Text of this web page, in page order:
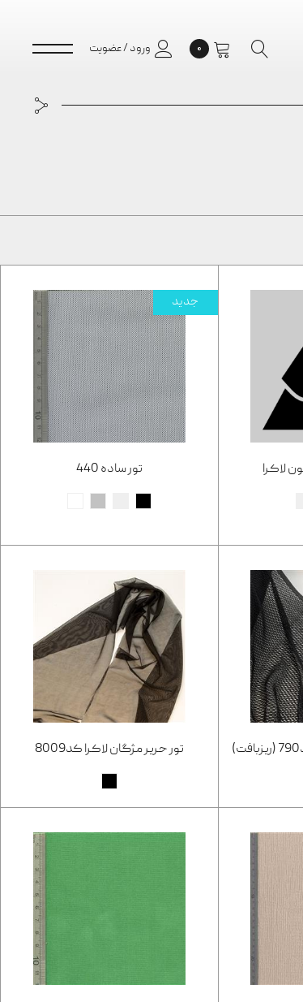
۰ ورود / عضویت
جدید
تور ساده 440
تور حریر مژگان لاکرا کد8009